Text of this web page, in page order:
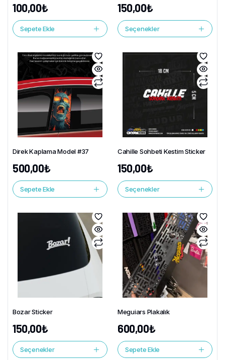
100,00₺
Sepete Ekle
150,00₺
Seçenekler
Direk Kaplama Model #37
500,00₺
Sepete Ekle
Cahille Sohbeti Kestim Sticker
150,00₺
Seçenekler
Bozar Sticker
150,00₺
Seçenekler
Meguiars Plakalık
600,00₺
Sepete Ekle